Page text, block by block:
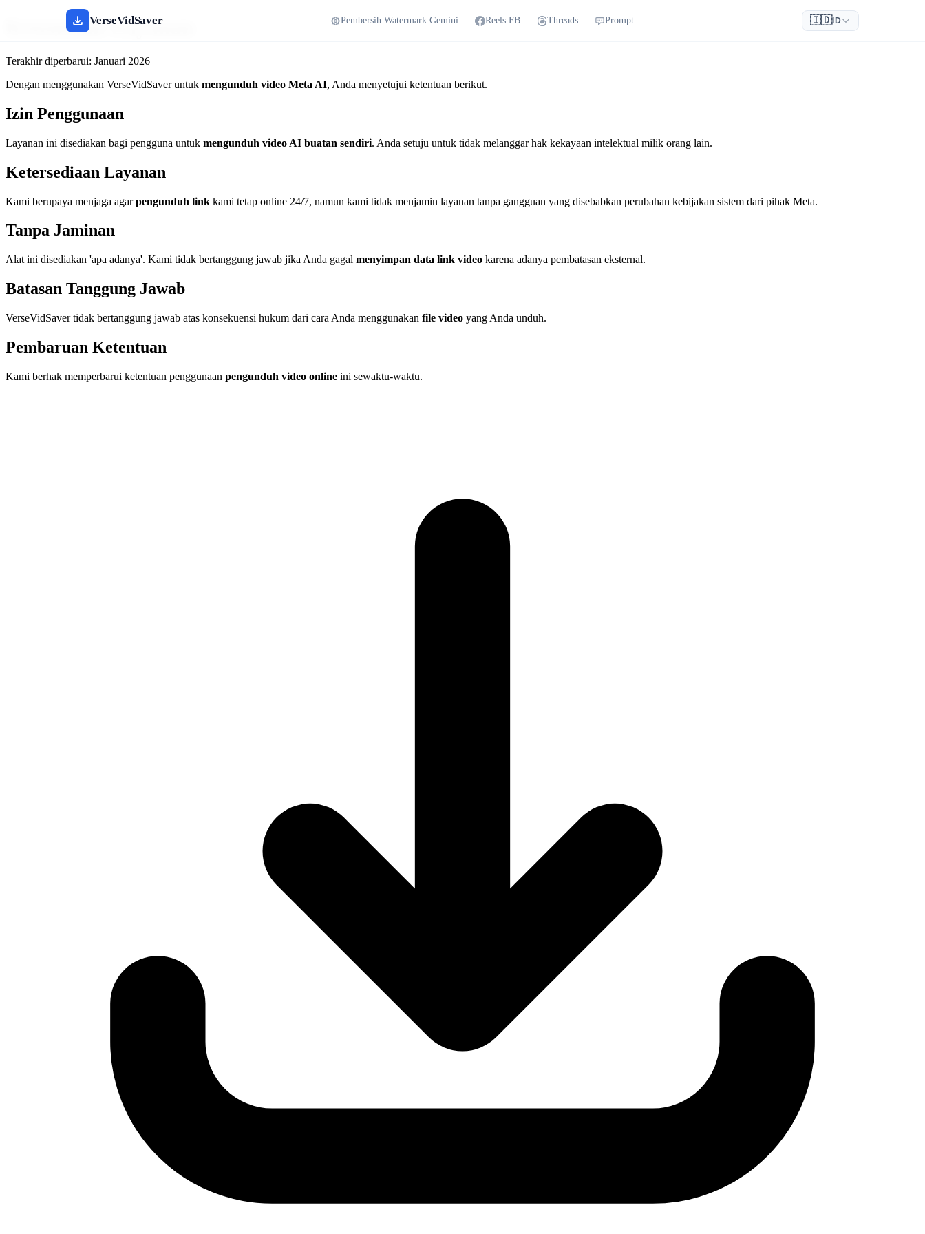
VerseVidSaver Pembersih Watermark Gemini Reels FB Threads Prompt 🇮🇩ID
Ketentuan Layanan
Terakhir diperbarui: Januari 2026
Dengan menggunakan VerseVidSaver untuk mengunduh video Meta AI, Anda menyetujui ketentuan berikut.
Izin Penggunaan
Layanan ini disediakan bagi pengguna untuk mengunduh video AI buatan sendiri. Anda setuju untuk tidak melanggar hak kekayaan intelektual milik orang lain.
Ketersediaan Layanan
Kami berupaya menjaga agarpengunduh link kami tetap online 24/7, namun kami tidak menjamin layanan tanpa gangguan yang disebabkan perubahan kebijakan sistem dari pihak Meta.
Tanpa Jaminan
Alat ini disediakan 'apa adanya'. Kami tidak bertanggung jawab jika Anda gagal menyimpan data link video karena adanya pembatasan eksternal.
Batasan Tanggung Jawab
VerseVidSaver tidak bertanggung jawab atas konsekuensi hukum dari cara Anda menggunakan file video yang Anda unduh.
Pembaruan Ketentuan
Kami berhak memperbarui ketentuan penggunaan pengunduh video online ini sewaktu-waktu.